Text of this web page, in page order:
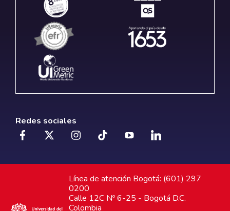
Redes sociales
Línea de atención Bogotá: (601) 297
0200
Calle 12C Nº 6-25 - Bogotá D.C.
Colombia